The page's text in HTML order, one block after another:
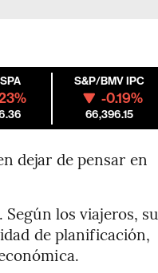
S&P/BMV IPC
-0.19%
66,396.15
dejar de pensar en
los viajeros, su
de planificación,